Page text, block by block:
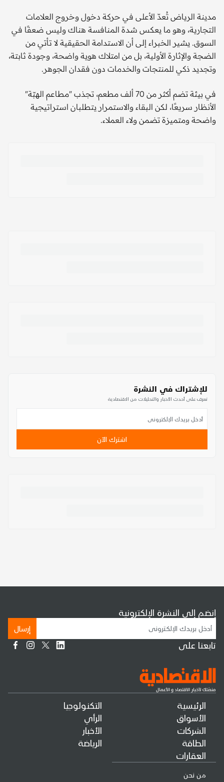
مدينة الرياض تُعدّ الأعلى في حركة دخول وخروج العلامات
التجارية، وهو ما يعكس شدة المنافسة هناك وليس ضعفًا في
السوق. يشير الخبراء إلى أن الاستدامة الحقيقية لا تأتي من
الضجة والإثارة الأولية، بل من امتلاك هوية واضحة، وجودة ثابتة،
وتجديد ذكي للمنتجات والخدمات دون فقدان الجوهر.
في بيئة تضم أكثر من 70 ألف مطعم، تجذب "مطاعم الهبّة"
الأنظار سريعًا، لكن البقاء والاستمرار يتطلبان استراتيجية
واضحة ومتميزة تضمن ولاء العملاء.
للإشتراك في النشرة
تعرف على أحدث الأخبار والتحليلات من الاقتصادية
اشترك الآن
الرئيسية
الأسواق
الشركات
الطاقة
العقارات
التكنولوجيا
الرأي
الأخبار
الرياضة
من نحن
إنضم إلى النشرة الإلكترونية
إرسال
تابعنا على